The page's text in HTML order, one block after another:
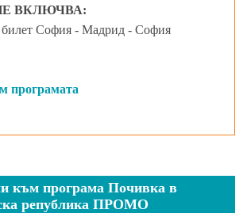
ВКЛЮЧВА:
билет София - Мадрид - София
програмата
към програма Почивка в
република ПРОМО